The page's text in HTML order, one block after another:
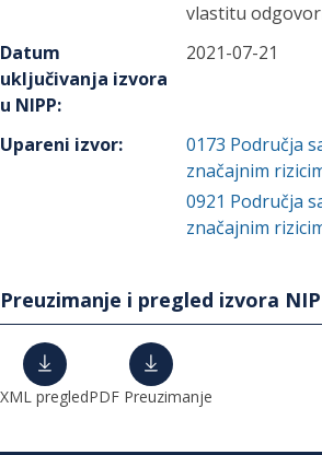
vlastitu
Datum
uključivanja izvora
u NIPP:
2021-07-21
Upareni izvor: 0173 Područja
značajnim
0921 Područja
značajnim
Preuzimanje i pregled izvora
XML pregledPDF Preuzimanje